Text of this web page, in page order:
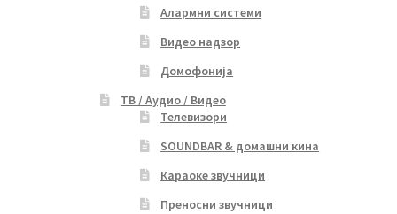
Алармни системи
Видео надзор
Домофонија
ТВ / Аудио / Видео
Телевизори
SOUNDBAR & домашни кина
Караоке звучници
Преносни звучници